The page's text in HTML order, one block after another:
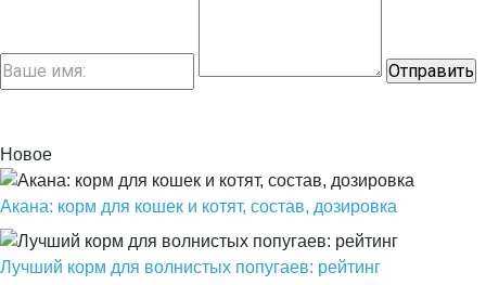
Новое
Акана: корм для кошек и котят, состав, дозировка
Лучший корм для волнистых попугаев: рейтинг